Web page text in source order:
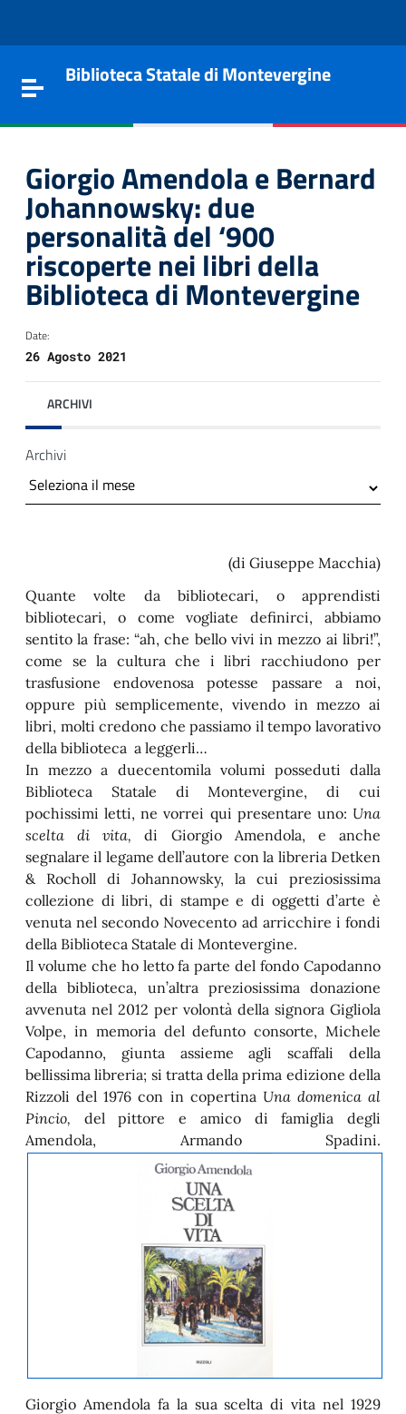
Toggle navigation
Biblioteca Statale di Montevergine
Giorgio Amendola e Bernard
Johannowsky: due
personalità del ‘900
riscoperte nei libri della
Biblioteca di Montevergine
Date:
26 Agosto 2021
ARCHIVI
Archivi
(di Giuseppe Macchia)
Quante volte da bibliotecari, o apprendisti
bibliotecari, o come vogliate definirci, abbiamo
sentito la frase: “ah, che bello vivi in mezzo ai libri!”,
come se la cultura che i libri racchiudono per
trasfusione endovenosa potesse passare a noi,
oppure più semplicemente, vivendo in mezzo ai
libri, molti credono che passiamo il tempo lavorativo
della biblioteca a leggerli…
In mezzo a duecentomila volumi posseduti dalla
Biblioteca Statale di Montevergine, di cui
pochissimi letti, ne vorrei qui presentare uno: Una
scelta di vita,di Giorgio Amendola, e anche
segnalare il legame dell’autore con la libreria Detken
& Rocholl di Johannowsky, la cui preziosissima
collezione di libri, di stampe e di oggetti d’arte è
venuta nel secondo Novecento ad arricchire i fondi
della Biblioteca Statale di Montevergine.
Il volume che ho letto fa parte del fondo Capodanno
della biblioteca, un’altra preziosissima donazione
avvenuta nel 2012 per volontà della signora Gigliola
Volpe, in memoria del defunto consorte, Michele
Capodanno, giunta assieme agli scaffali della
bellissima libreria; si tratta della prima edizione della
Rizzoli del 1976 con in copertina Una domenica al
Pincio, del pittore e amico di famiglia degli
Amendola, Armando Spadini.
Giorgio Amendola fa la sua scelta di vita nel 1929